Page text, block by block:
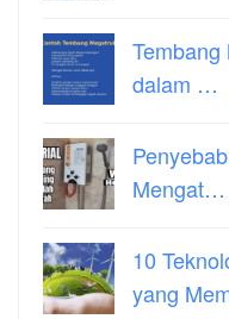
dalam …
Mengat…
10
yang